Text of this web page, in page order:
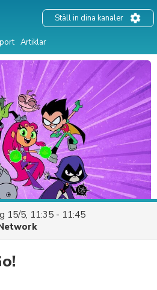
Artiklar
Ställ in dina kanaler
15/5, 11:35 - 11:45